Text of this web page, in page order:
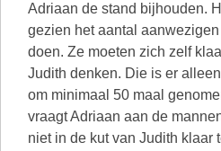
Adriaan de stand bijhouden.
gezien het aantal
doen. Ze moeten zich zelf
Judith denken. Die is er
om minimaal 50 maal
vraagt Adriaan aan de
niet in de kut van Judith klaar